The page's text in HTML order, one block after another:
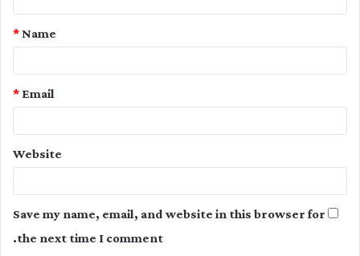
t
Name
*
Email
*
Website
Save my name, email, and website in this browser for
the next time I comment.